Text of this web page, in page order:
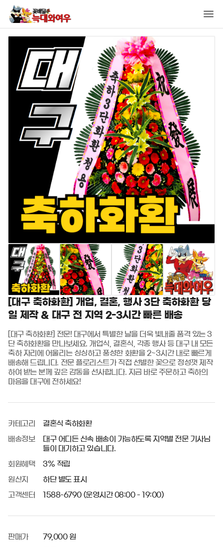
[대구 축하화환] 개업, 결혼, 행사 3단 축하화환 당
일 제작 & 대구 전 지역 2-3시간 빠른 배송
[대구 축하화환] 전문! 대구에서 특별한 날을 더욱 빛내줄 품격 있는 3
단 축하화환을 만나보세요. 개업식, 결혼식, 각종 행사 등 대구 내 모든
축하 자리에 어울리는 싱싱하고 풍성한 화환을 2~3시간 내로 빠르게
배송해 드립니다. 전문 플로리스트가 직접 선별한 꽃으로 정성껏 제작
하여 받는 분께 깊은 감동을 선사합니다. 지금 바로 주문하고 축하의
마음을 대구에 전하세요!
카테고리 결혼식 축하화환
배송정보
대구 어디든 신속 배송이 가능하도록 지역별 전문 기사님
들이 대기하고 있습니다.
회원혜택 3% 적립
원산지 하단 별도 표시
고객센터 1588-6790 (운영시간 08:00 - 19:00)
판매가 79,000 원